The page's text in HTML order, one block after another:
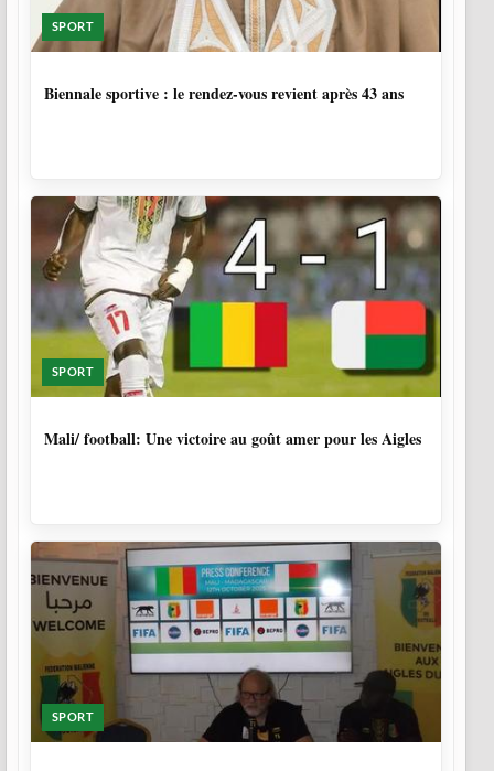
SPORT
Biennale sportive : le rendez-vous revient après 43 ans
SPORT
Mali/ football: Une victoire au goût amer pour les Aigles
SPORT